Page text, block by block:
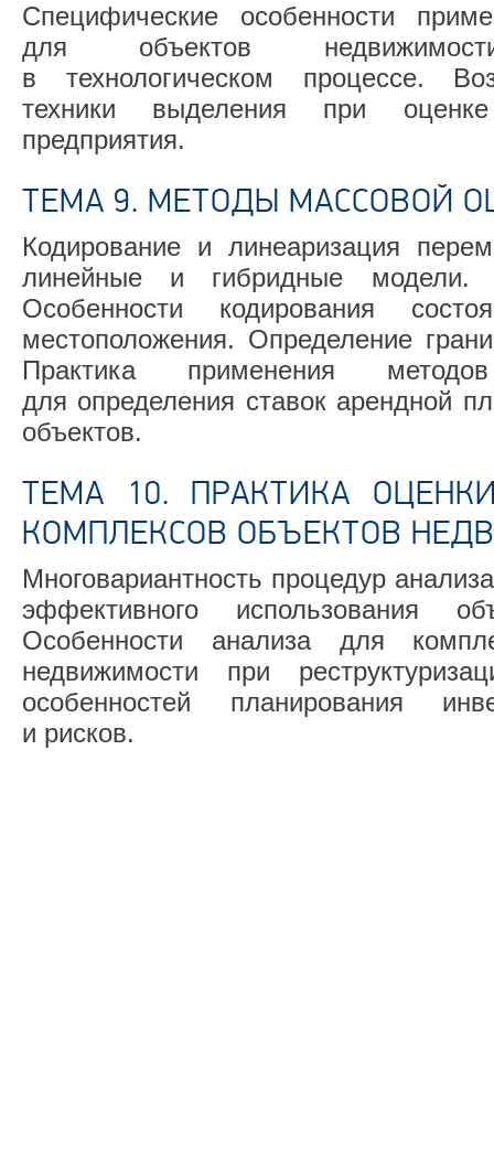
Специфические особенности
для объектов
в технологическом процессе.
техники выделения при
предприятия.
ТЕМА 9. МЕТОДЫ МАССОВОЙ
Кодирование и линеаризация
линейные и гибридные модели.
Особенности кодирования
местоположения. Определение
Практика применения
для определения ставок арендной
объектов.
ТЕМА 10. ПРАКТИКА
КОМПЛЕКСОВ ОБЪЕКТОВ
Многовариантность процедур
эффективного использования
Особенности анализа для
недвижимости при
особенностей планирования
и рисков.